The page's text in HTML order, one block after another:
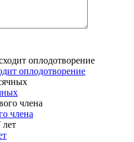
оплодотворение
члена